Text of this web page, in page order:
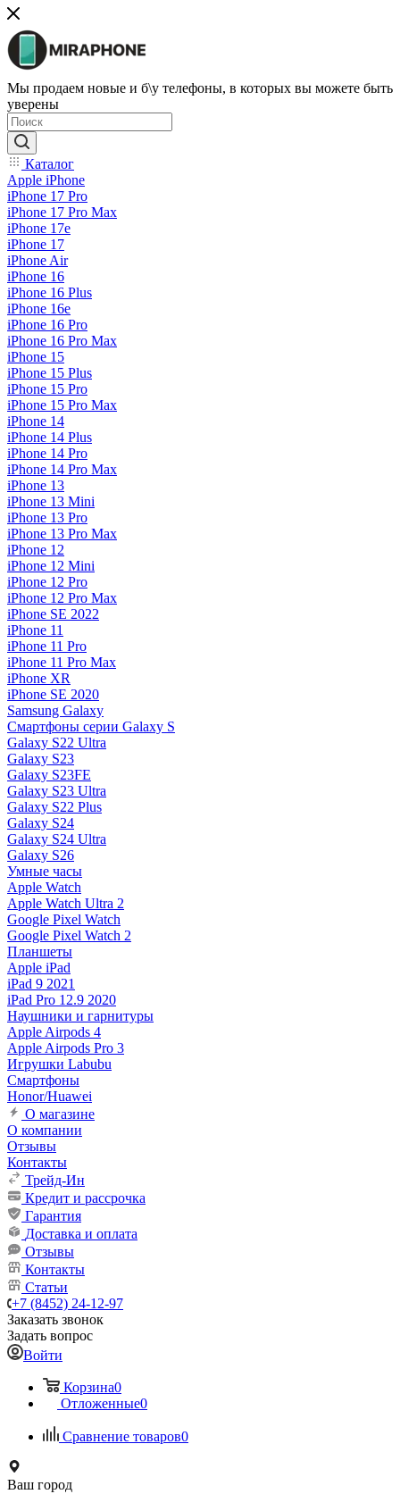
Мы продаем новые и б\у телефоны, в которых вы можете быть
уверены
Каталог
Apple iPhone
iPhone 17 Pro
iPhone 17 Pro Max
iPhone 17e
iPhone 17
iPhone Air
iPhone 16
iPhone 16 Plus
iPhone 16e
iPhone 16 Pro
iPhone 16 Pro Max
iPhone 15
iPhone 15 Plus
iPhone 15 Pro
iPhone 15 Pro Max
iPhone 14
iPhone 14 Plus
iPhone 14 Pro
iPhone 14 Pro Max
iPhone 13
iPhone 13 Mini
iPhone 13 Pro
iPhone 13 Pro Max
iPhone 12
iPhone 12 Mini
iPhone 12 Pro
iPhone 12 Pro Max
iPhone SE 2022
iPhone 11
iPhone 11 Pro
iPhone 11 Pro Max
iPhone XR
iPhone SE 2020
Samsung Galaxy
Смартфоны серии Galaxy S
Galaxy S22 Ultra
Galaxy S23
Galaxy S23FE
Galaxy S23 Ultra
Galaxy S22 Plus
Galaxy S24
Galaxy S24 Ultra
Galaxy S26
Умные часы
Apple Watch
Apple Watch Ultra 2
Google Pixel Watch
Google Pixel Watch 2
Планшеты
Apple iPad
iPad 9 2021
iPad Pro 12.9 2020
Наушники и гарнитуры
Apple Airpods 4
Apple Airpods Pro 3
Игрушки Labubu
Смартфоны
Honor/Huawei
О магазине
О компании
Отзывы
Контакты
Трейд-Ин
Кредит и рассрочка
Гарантия
Доставка и оплата
Отзывы
Контакты
Статьи
+7 (8452) 24-12-97
Заказать звонок
Задать вопрос
Войти
Корзина0
Отложенные0
Сравнение товаров0
Ваш город